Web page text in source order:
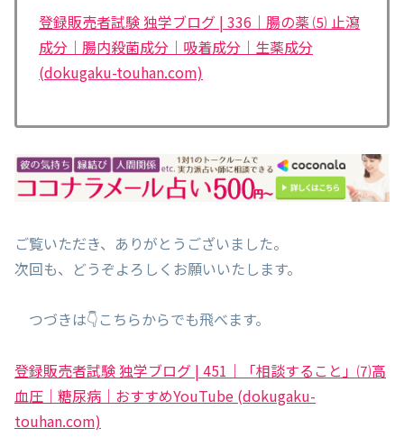
登録販売者試験 独学ブログ | 336｜腸の薬 ⑸ 止瀉
成分｜腸内殺菌成分｜吸着成分｜生薬成分
(dokugaku-touhan.com)
ご覧いただき、ありがとうございました。
次回も、どうぞよろしくお願いいたします。
つづきは👇こちらからでも飛べます。
登録販売者試験 独学ブログ | 451｜「相談すること」⑺高
血圧｜糖尿病｜おすすめYouTube (dokugaku-
touhan.com)